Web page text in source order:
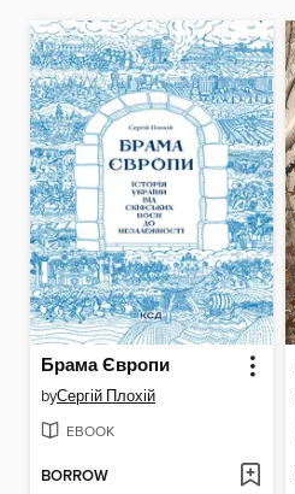
Брама Європи
byСергій Плохій
EBOOK
BORROW